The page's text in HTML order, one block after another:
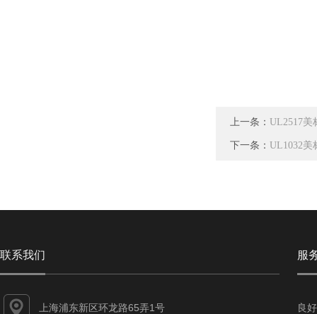
上一条： UL2517美
下一条： UL1032美
联系我们
上海浦东新区环龙路65弄1号
服
良